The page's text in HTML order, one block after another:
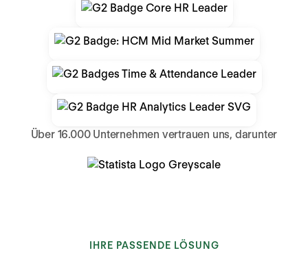
Über 16.000 Unternehmen vertrauen uns, darunter
IHRE PASSENDE LÖSUNG